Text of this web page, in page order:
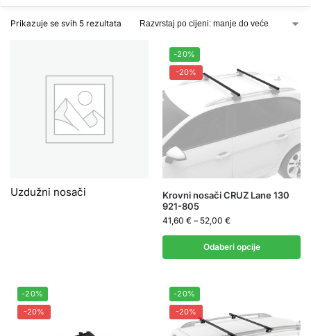
Prikazuje se svih 5 rezultata
Uzdužni nosači
-20%
-20%
Krovni nosači CRUZ Lane 130
921-805
41,60 € – 52,00 €
Odaberi opcije
-20%
-20%
-20%
-20%